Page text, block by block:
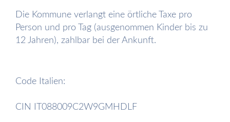
Die Kommune verlangt eine örtliche Taxe pro
Person und pro Tag (ausgenommen Kinder bis zu
12 Jahren), zahlbar bei der Ankunft.
Code Italien:
CIN IT088009C2W9GMHDLF